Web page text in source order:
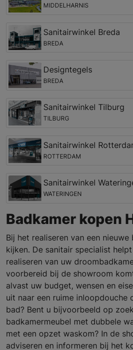
MIDDELHARNIS
Sanitairwinkel Breda
BREDA
Designtegels
BREDA
Sanitairwinkel Tilburg
TILBURG
Sanitairwinkel
ROTTERDAM
Sanitairwinkel
WATERINGEN
Badkamer kopen
Bij het realiseren van een
kijken. De sanitair specialist
realiseren van uw
voorbereid bij de showroom
alvast uw budget, wensen en
uit naar een ruime inloopdouche
bad? Bent u bijvoorbeeld op
badkamermeubel met dubbele
met een opzet waskom? In de
adviseren en informeren bij het